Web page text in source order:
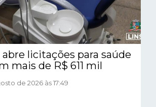
licitações para saúde
mais de R$ 611 mil
de 2026 às 17:49